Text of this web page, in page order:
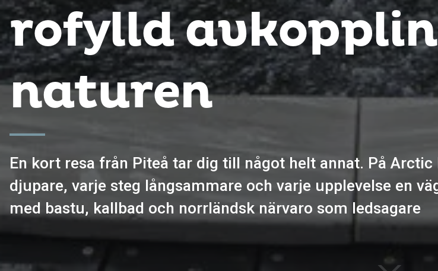
rofylld
naturen
En kort resa från Piteå tar dig till något helt annat. På Arctic
djupare, varje steg långsammare och varje upplevelse en
med bastu, kallbad och norrländsk närvaro som ledsagare